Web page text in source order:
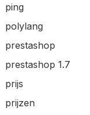
ping
polylang
prestashop
prestashop 1.7
prijs
prijzen